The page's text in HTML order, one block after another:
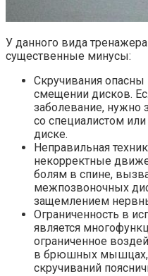
У данного вида
существенные минусы:
Скручивания
смещении дисков.
заболевание, нужно
со специалистом или
диске.
Неправильная
некорректные
болям в спине,
межпозвоночных
защемлением
Ограниченность в
является
ограниченное
в брюшных мышцах,
скручиваний